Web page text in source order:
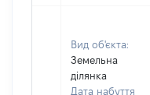
Вид об'єкта:
Земельна
ділянка
Дата набуття